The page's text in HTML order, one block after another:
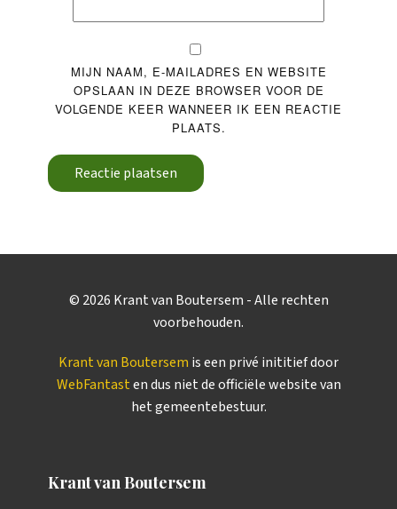
MIJN NAAM, E-MAILADRES EN WEBSITE
OPSLAAN IN DEZE BROWSER VOOR DE
VOLGENDE KEER WANNEER IK EEN REACTIE
PLAATS.
Reactie plaatsen
© 2026 Krant van Boutersem - Alle rechten
voorbehouden.
Krant van Boutersem is een privé inititief door
WebFantasten dus niet de officiële website van
het gemeentebestuur.
Krant van Boutersem